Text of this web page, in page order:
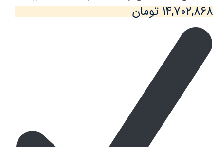
۱۴,۷۰۲,۸۶۸ تومان